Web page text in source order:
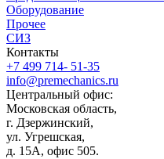
Оборудование
Прочее
СИЗ
Контакты
+7 499 714- 51-35
info@premechanics.ru
Центральный офис:
Московская область,
г. Дзержинский,
ул. Угрешская,
д. 15А, офис 505.